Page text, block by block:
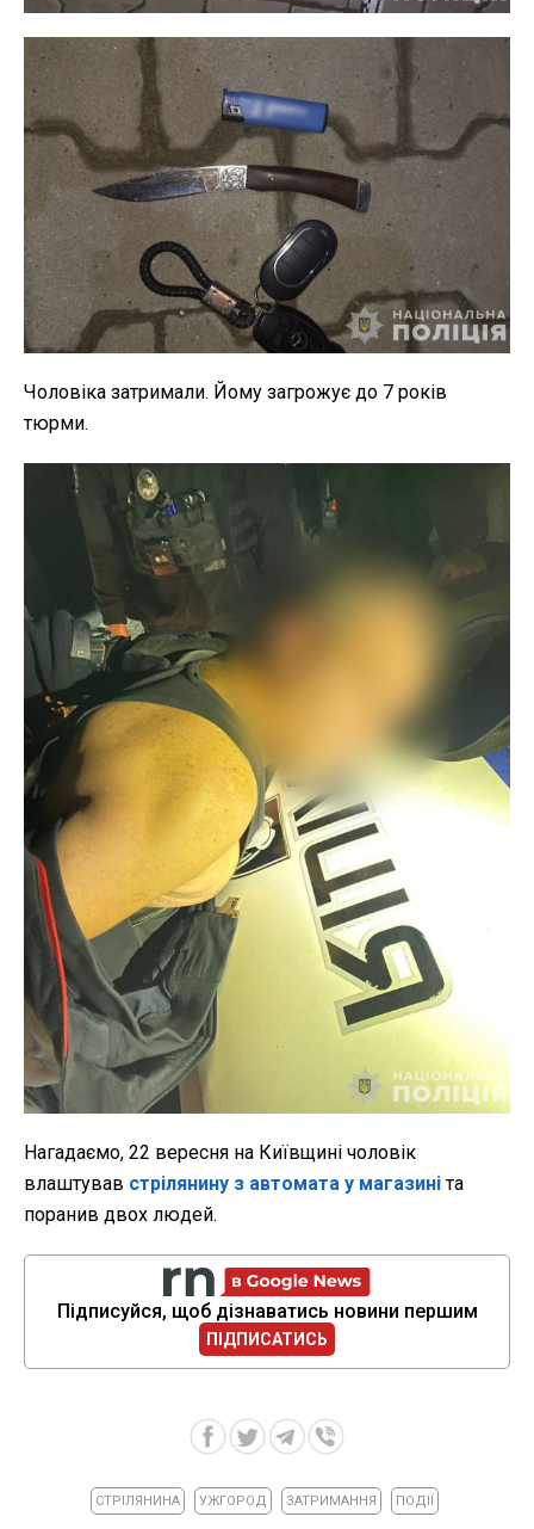
Чоловіка затримали. Йому загрожує до 7 років
тюрми.
Нагадаємо, 22 вересня на Київщині чоловік
влаштував стрілянину з автомата у магазиніта
поранив двох людей.
Підписуйся, щоб дізнаватись новини першим
ПІДПИСАТИСЬ
СТРІЛЯНИНА УЖГОРОД ЗАТРИМАННЯ ПОДІЇ